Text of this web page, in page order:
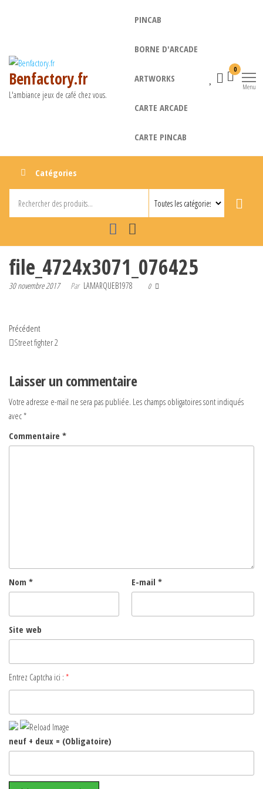
Benfactory.fr
L'ambiance jeux de café chez vous.
PINCAB
BORNE D'ARCADE
ARTWORKS
CARTE ARCADE
CARTE PINCAB
0
Menu
Catégories
file_4724x3071_076425
30 novembre 2017 Par LAMARQUEB1978 0
Navigation
de
Article
précédent
Précédent
Street fighter 2
Laisser un commentaire
Votre adresse e-mail ne sera pas publiée. Les champs obligatoires sont indiqués
avec*
Commentaire *
Nom * E-mail *
Site web
Entrez Captcha ici : *
neuf + deux = (Obligatoire)